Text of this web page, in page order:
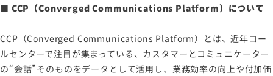
■ CCP（Converged Communications Platform）について
CCP（Converged Communications Platform）とは、近年コー
ルセンターで注目が集まっている、カスタマーとコミュニケーター
の“会話”そのものをデータとして活用し、業務効率の向上や付加価